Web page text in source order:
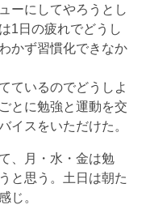
ーにしてやろうとし
1日の疲れでどうし
かず習慣化できなか
ているのでどうしよ
とに勉強と運動を交
イスをいただけた。
、月・水・金は勉
と思う。土日は朝た
じ。